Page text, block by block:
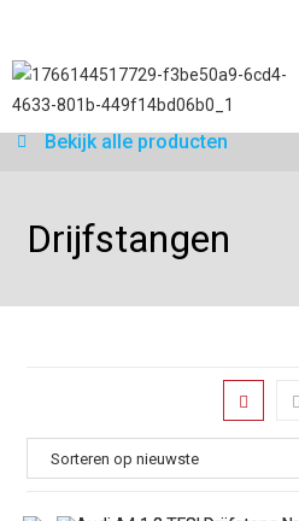
Bekijk alle producten
Drijfstangen